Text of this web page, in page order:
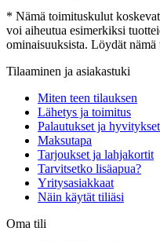
* Nämä toimituskulut
voi aiheutua esimerkiksi
ominaisuuksista. Löydät nämä
Tilaaminen ja asiakastuki
Miten teen tilauksen
Lähetys ja toimitus
Palautukset ja hyvitykset
Maksutapa
Tarjoukset ja lahjakortit
Tarvitsetko lisäapua?
Yritysasiakkaat
Näin käytät tiliäsi
Oma tili